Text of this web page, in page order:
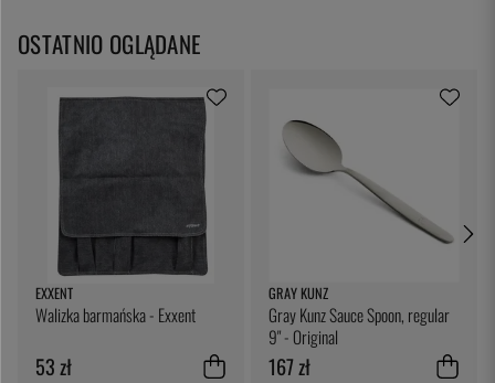
OSTATNIO OGLĄDANE
EXXENT
Walizka barmańska - Exxent
53 zł
GRAY KUNZ
Gray Kunz Sauce Spoon, regular
9" - Original
167 zł